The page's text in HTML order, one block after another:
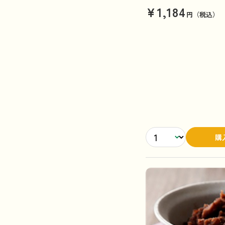
¥1,184 円（税込）
購